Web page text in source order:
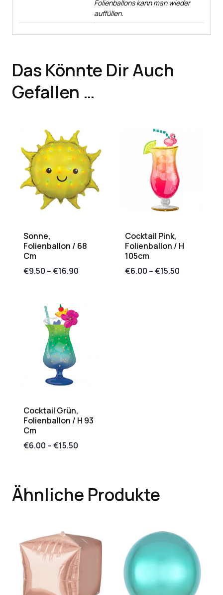
Folienballons kann man wieder
auffüllen.
Das Könnte Dir Auch
Gefallen …
Sonne,
Folienballon / 68
Cm
€9.50 –€16.90
Cocktail Pink,
Folienballon / H
105cm
€6.00 –€15.50
Cocktail Grün,
Folienballon / H 93
Cm
€6.00 –€15.50
Ähnliche Produkte